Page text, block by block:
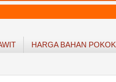
HARGA BAHAN POKOK